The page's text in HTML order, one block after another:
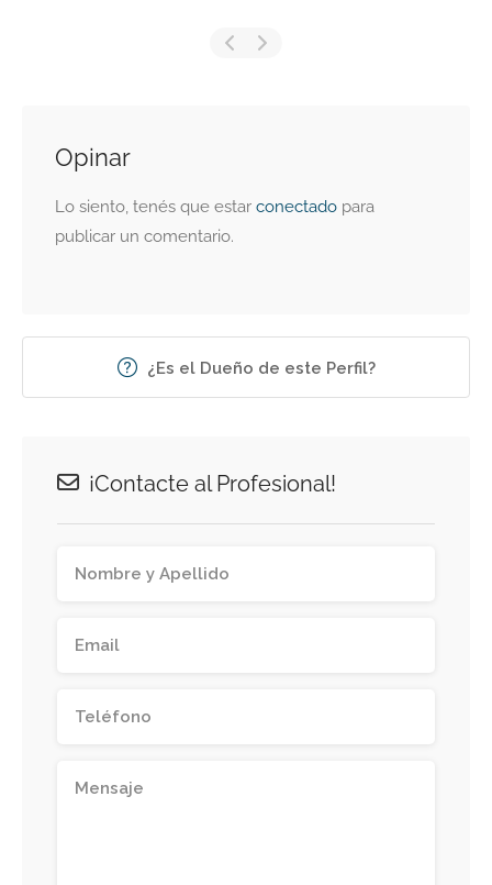
Opinar
Lo siento, tenés que estar conectado para
publicar un comentario.
¿Es el Dueño de este Perfil?
¡Contacte al Profesional!